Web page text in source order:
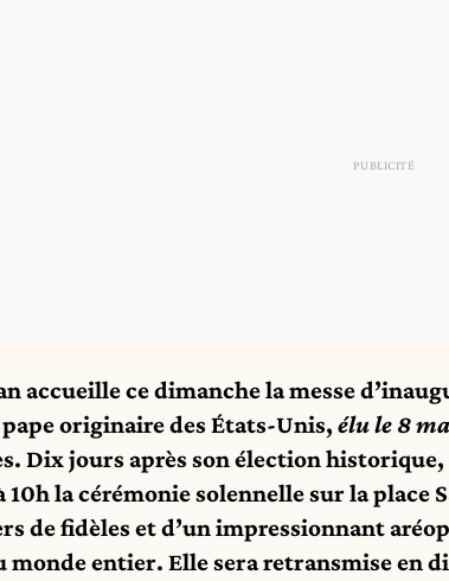
accueille ce dimanche la messe
originaire des États-Unis, élu le 8
Dix jours après son élection
10h la cérémonie solennelle sur la place
de fidèles et d’un impressionnant
monde entier. Elle sera retransmise en